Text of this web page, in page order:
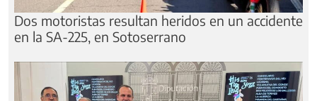
Dos motoristas resultan heridos en un accidente
en la SA-225, en Sotoserrano